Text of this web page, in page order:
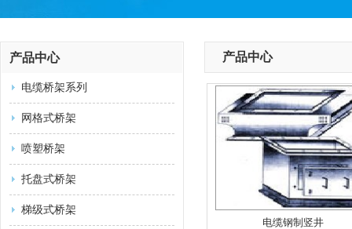
产品中心
电缆桥架系列
网格式桥架
喷塑桥架
托盘式桥架
梯级式桥架
产品中心
电缆钢制竖井